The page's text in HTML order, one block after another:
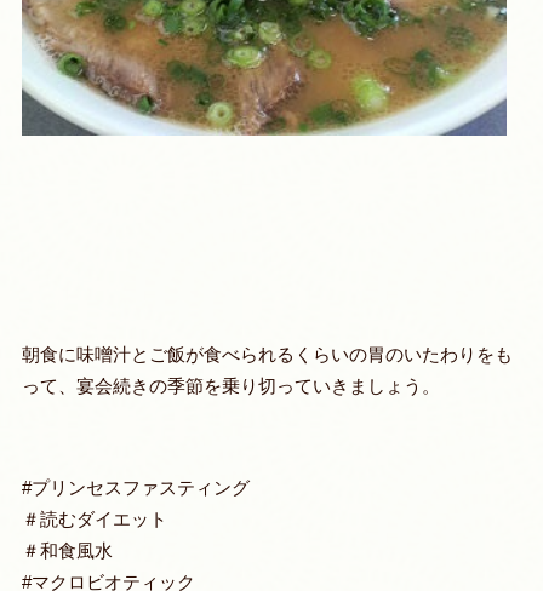
朝食に味噌汁とご飯が食べられるくらいの胃のいたわりをも
って、宴会続きの季節を乗り切っていきましょう。
#プリンセスファスティング
＃読むダイエット
＃和食風水
#マクロビオティック